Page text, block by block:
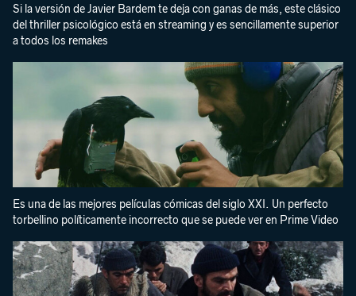
Si la versión de Javier Bardem te deja con ganas de más, este clásico
del thriller psicológico está en streaming y es sencillamente superior
a todos los remakes
Es una de las mejores películas cómicas del siglo XXI. Un perfecto
torbellino políticamente incorrecto que se puede ver en Prime Video